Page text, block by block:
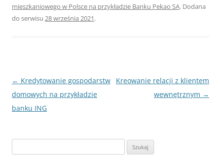
mieszkaniowego w Polsce na przykładzie Banku Pekao SA. Dodana
do serwisu 28 września 2021.
Nawigacja
wpisu
← Kredytowanie gospodarstw
domowych na przykładzie
banku ING
Kreowanie relacji z klientem
wewnętrznym →
z